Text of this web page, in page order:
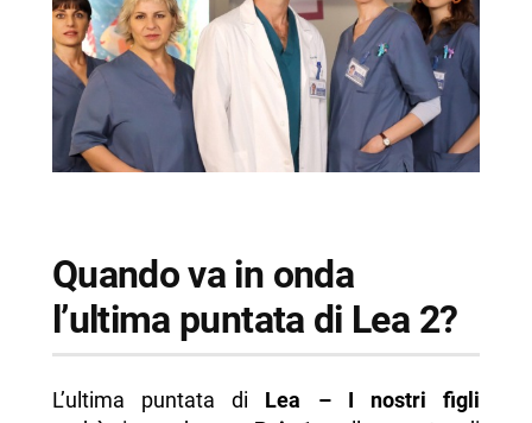
Quando va in onda
l’ultima puntata di Lea 2?
L’ultima puntata di Lea – I nostri figli